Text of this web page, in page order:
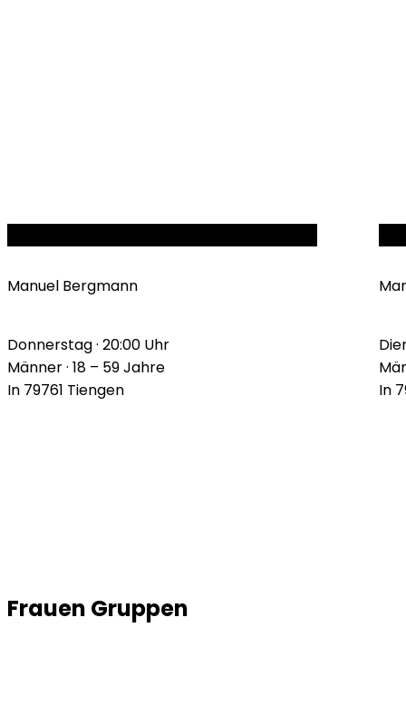
Manuel Bergmann
Donnerstag · 20:00 Uhr
Männer · 18 – 59 Jahre
In 79761 Tiengen
In
Frauen Gruppen